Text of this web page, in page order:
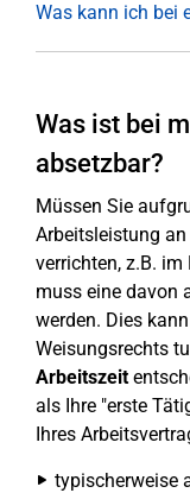
Was kann ich bei
Was ist bei
absetzbar?
Müssen Sie
Arbeitsleistung an
verrichten, z.B.
muss eine davon
werden. Dies
Weisungsrechts
Arbeitszeit
als Ihre "erste
Ihres
typischerweise